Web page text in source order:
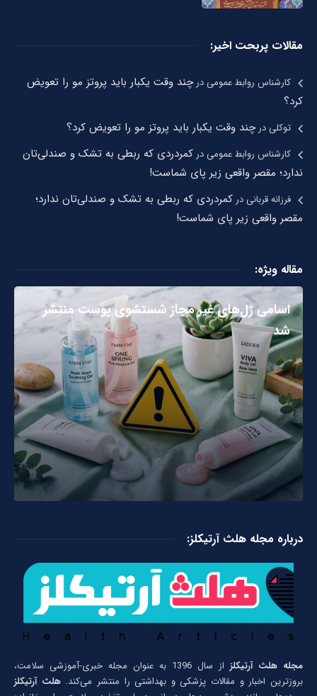
مقالات پربحت اخیر:
کارشناس روابط عمومیدرچند وقت یکبار باید پروتز مو را تعویض
کرد؟
توکلیدرچند وقت یکبار باید پروتز مو را تعویض کرد؟
کارشناس روابط عمومیدر کمردردی که ربطی به تشک و صندلی‌تان
ندارد؛ مقصر واقعی زیر پای شماست!
فرزانه قربانیدر کمردردی که ربطی به تشک و صندلی‌تان ندارد؛
مقصر واقعی زیر پای شماست!
مقاله ویژه:
اسامی ژل‌های غیر مجاز شستشوی پوست منتشر
شد
درباره مجله هلث آرتیکلز:
مجله هلث آرتیکلز
از سال 1396 به عنوان مجله خبری-آموزشی سلامت،
بروزترین اخبار و مقالات پزشکی و بهداشتی را منتشر می‌کند.هلث آرتیکلز